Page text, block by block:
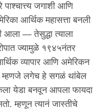
जगाशी आणि
आर्थिक महासत्ता बनली
आला — तेसुद्धा त्याला
ज्यामुळे १९४५नंतर
व्यापार आणि अमेरिकन
लगेच हे सगळं थांबेल
येडा बनवून आपला फायदा
म्हणून त्यानं जास्तीचे